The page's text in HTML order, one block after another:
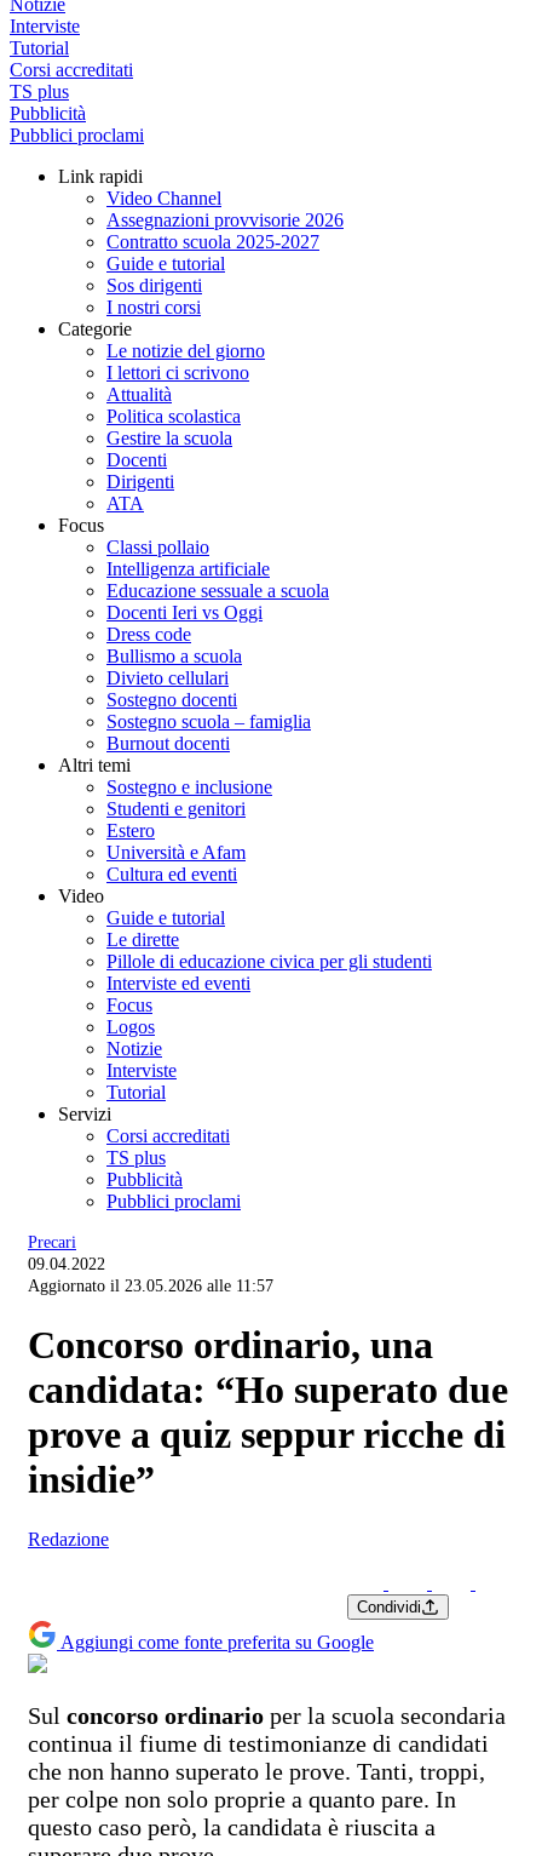
Notizie
Interviste
Tutorial
Corsi accreditati
TS plus
Pubblicità
Pubblici proclami
Link rapidi
Video Channel
Assegnazioni provvisorie 2026
Contratto scuola 2025-2027
Guide e tutorial
Sos dirigenti
I nostri corsi
Categorie
Le notizie del giorno
I lettori ci scrivono
Attualità
Politica scolastica
Gestire la scuola
Docenti
Dirigenti
ATA
Focus
Classi pollaio
Intelligenza artificiale
Educazione sessuale a scuola
Docenti Ieri vs Oggi
Dress code
Bullismo a scuola
Divieto cellulari
Sostegno docenti
Sostegno scuola – famiglia
Burnout docenti
Altri temi
Sostegno e inclusione
Studenti e genitori
Estero
Università e Afam
Cultura ed eventi
Video
Guide e tutorial
Le dirette
Pillole di educazione civica per gli studenti
Interviste ed eventi
Focus
Logos
Notizie
Interviste
Tutorial
Servizi
Corsi accreditati
TS plus
Pubblicità
Pubblici proclami
Precari
09.04.2022
Aggiornato il 23.05.2026 alle 11:57
Concorso ordinario, una
candidata: “Ho superato due
prove a quiz seppur ricche di
insidie”
Redazione
Condividi
Aggiungi come fonte preferita su Google
Sul concorso ordinario per la scuola secondaria
continua il fiume di testimonianze di candidati
che non hanno superato le prove. Tanti, troppi,
per colpe non solo proprie a quanto pare. In
questo caso però, la candidata è riuscita a